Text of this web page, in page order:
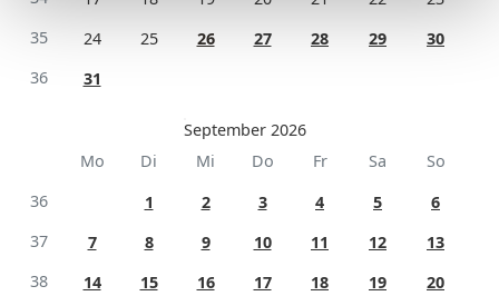
35
24 25 26 27 28 29
30
36
31
September 2026
Mo
Di Mi Do Fr Sa
So
36
1 2 3 4 5
6
37
7 8 9 10 11 12
13
38
14 15 16 17 18 19
20